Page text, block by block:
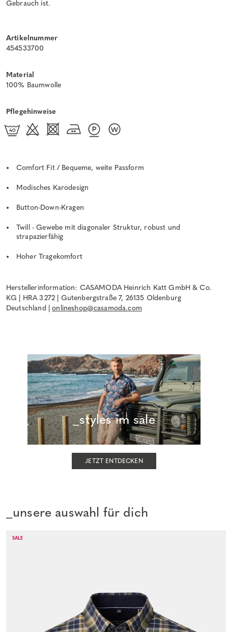
Gebrauch ist.
Artikelnummer
454533700
Material
100% Baumwolle
Pflegehinweise
Comfort Fit / Bequeme, weite Passform
Modisches Karodesign
Button-Down-Kragen
Twill - Gewebe mit diagonaler Struktur, robust und
strapazierfähig
Hoher Tragekomfort
Herstellerinformation: CASAMODA Heinrich Katt GmbH & Co.
KG | HRA 3272 | Gutenbergstraße 7, 26135 Oldenburg
Deutschland |onlineshop@casamoda.com
_styles im sale
JETZT ENTDECKEN
_unsere auswahl für dich
SALE